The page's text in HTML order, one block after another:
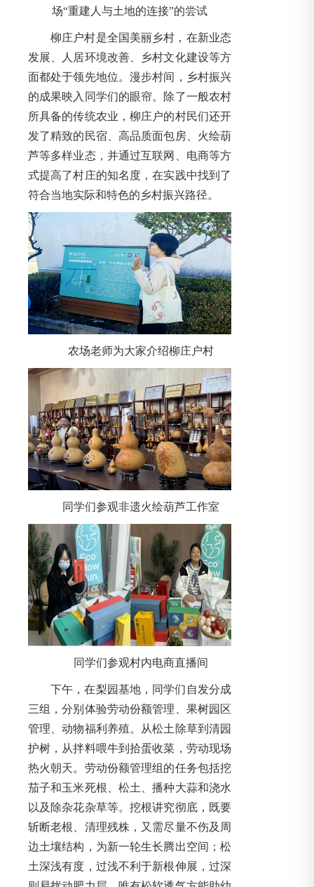
场“重建人与土地的连接”的尝试
柳庄户村是全国美丽乡村，在新业态
发展、人居环境改善、乡村文化建设等方
面都处于领先地位。漫步村间，乡村振兴
的成果映入同学们的眼帘。除了一般农村
所具备的传统农业，柳庄户的村民们还开
发了精致的民宿、高品质面包房、火绘葫
芦等多样业态，并通过互联网、电商等方
式提高了村庄的知名度，在实践中找到了
符合当地实际和特色的乡村振兴路径。
农场老师为大家介绍柳庄户村
同学们参观非遗火绘葫芦工作室
同学们参观村内电商直播间
下午，在梨园基地，同学们自发分成
三组，分别体验劳动份额管理、果树园区
管理、动物福利养殖。从松土除草到清园
护树，从拌料喂牛到拾蛋收菜，劳动现场
热火朝天。劳动份额管理组的任务包括挖
茄子和玉米死根、松土、播种大蒜和浇水
以及除杂花杂草等。挖根讲究彻底，既要
斩断老根、清理残株，又需尽量不伤及周
边土壤结构，为新一轮生长腾出空间；松
土深浅有度，过浅不利于新根伸展，过深